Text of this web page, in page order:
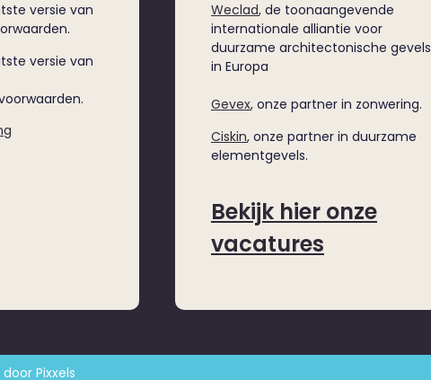
versie van
versie van
Weclad, de toonaangevende
internationale alliantie voor
duurzame architectonische gevels
in Europa
Gevex, onze partner in zonwering.
Ciskin, onze partner in duurzame
elementgevels.
Bekijk hier onze
vacatures
Pixxels